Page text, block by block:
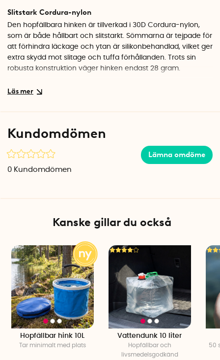
Slitstark Cordura-nylon
Den hopfällbara hinken är tillverkad i 30D Cordura-nylon,
som är både hållbart och slitstarkt. Sömmarna är tejpade för
att förhindra läckage och ytan är silikonbehandlad, vilket ger
extra skydd mot slitage och tuffa förhållanden. Trots sin
robusta konstruktion väger hinken endast 28 gram.
Smidig förvaring
Material: Cordura-nylon
Kundomdömen
Lämna omdöme
0 Kundomdömen
Kanske gillar du också
Hopfällbar hink 10L
Tar minimalt med plats
Vattendunk 10 liter
Hopfällbar och
livsmedelsgodkänd
50